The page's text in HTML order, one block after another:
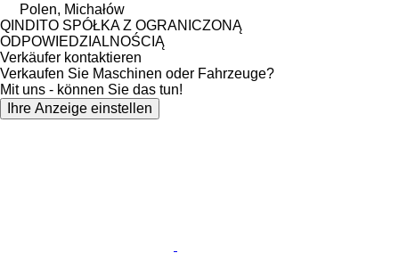
Polen, Michałów
QINDITO SPÓŁKA Z OGRANICZONĄ
ODPOWIEDZIALNOŚCIĄ
Verkäufer kontaktieren
Verkaufen Sie Maschinen oder Fahrzeuge?
Mit uns - können Sie das tun!
Ihre Anzeige einstellen